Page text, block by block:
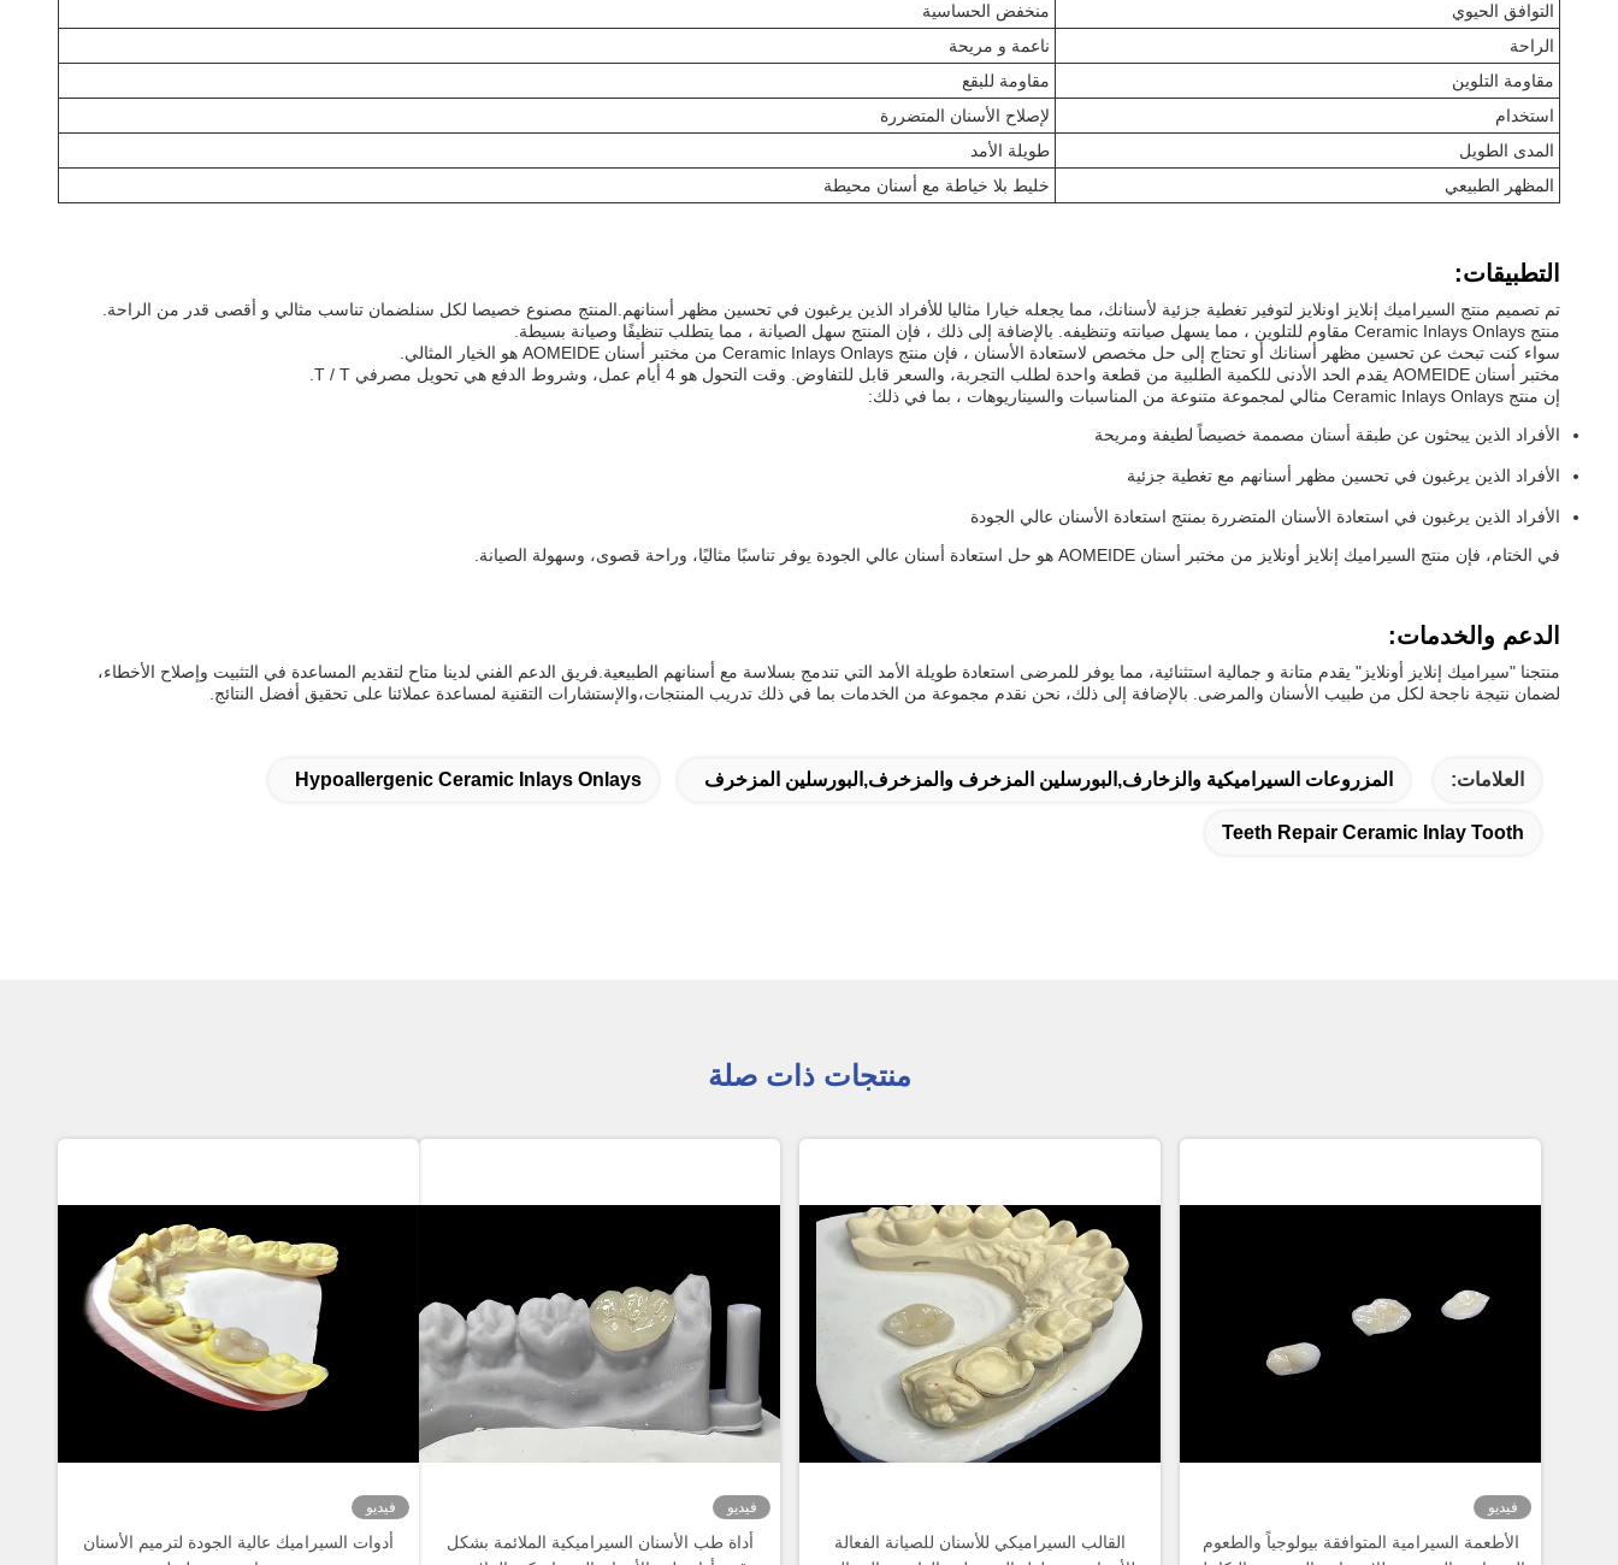
التوافق الحيوي
منخفض الحساسية
الراحة
ناعمة و مريحة
مقاومة التلوين
مقاومة للبقع
استخدام
لإصلاح الأسنان المتضررة
المدى الطويل
طويلة الأمد
المظهر الطبيعي
خليط بلا خياطة مع أسنان محيطة
التطبيقات:
تم تصميم منتج السيراميك إنلايز اونلايز لتوفير تغطية جزئية لأسنانك، مما يجعله خيارا مثاليا للأفراد الذين يرغبون في تحسين مظهر أسنانهم.المنتج مصنوع خصيصا لكل سنلضمان تناسب مثالي و أقصى قدر من الراحة.
منتج Ceramic Inlays Onlays مقاوم للتلوين ، مما يسهل صيانته وتنظيفه. بالإضافة إلى ذلك ، فإن المنتج سهل الصيانة ، مما يتطلب تنظيفًا وصيانة بسيطة.
سواء كنت تبحث عن تحسين مظهر أسنانك أو تحتاج إلى حل مخصص لاستعادة الأسنان ، فإن منتج Ceramic Inlays Onlays من مختبر أسنان AOMEIDE هو الخيار المثالي.
مختبر أسنان AOMEIDE يقدم الحد الأدنى للكمية الطلبية من قطعة واحدة لطلب التجربة، والسعر قابل للتفاوض. وقت التحول هو 4 أيام عمل، وشروط الدفع هي تحويل مصرفي T / T.
إن منتج Ceramic Inlays Onlays مثالي لمجموعة متنوعة من المناسبات والسيناريوهات ، بما في ذلك:
الأفراد الذين يبحثون عن طبقة أسنان مصممة خصيصاً لطيفة ومريحة
الأفراد الذين يرغبون في تحسين مظهر أسنانهم مع تغطية جزئية
الأفراد الذين يرغبون في استعادة الأسنان المتضررة بمنتج استعادة الأسنان عالي الجودة
في الختام، فإن منتج السيراميك إنلايز أونلايز من مختبر أسنان AOMEIDE هو حل استعادة أسنان عالي الجودة يوفر تناسبًا مثاليًا، وراحة قصوى، وسهولة الصيانة.
الدعم والخدمات:
منتجنا "سيراميك إنلايز أونلايز" يقدم متانة و جمالية استثنائية، مما يوفر للمرضى استعادة طويلة الأمد التي تندمج بسلاسة مع أسنانهم الطبيعية.فريق الدعم الفني لدينا متاح لتقديم المساعدة في التثبيت وإصلاح الأخطاء،
لضمان نتيجة ناجحة لكل من طبيب الأسنان والمرضى. بالإضافة إلى ذلك، نحن نقدم مجموعة من الخدمات بما في ذلك تدريب المنتجات،والإستشارات التقنية لمساعدة عملائنا على تحقيق أفضل النتائج.
العلامات: المزروعات السيراميكية والزخارف,البورسلين المزخرف والمزخرف,البورسلين المزخرف Hypoallergenic Ceramic Inlays Onlays
Teeth Repair Ceramic Inlay Tooth
منتجات ذات صلة
فيديو
الأطعمة السيرامية المتوافقة بيولوجياً والطعوم
القالب السيراميكي للأسنان للصيانة الفعالة
فيديو
أداة طب الأسنان السيراميكية الملائمة بشكل
فيديو
أدوات السيراميك عالية الجودة لترميم الأسنان